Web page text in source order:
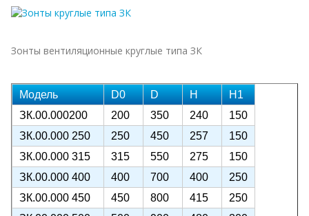
Зонты вентиляционные круглые типа ЗК
Модель D0 D Н
Н1
ЗК.00.000200
200 350 240
150
ЗК.00.000 250
250 450 257
150
ЗК.00.000 315
315 550 275
150
ЗК.00.000 400
400 700 400
250
ЗК.00.000 450
450 800 415
250